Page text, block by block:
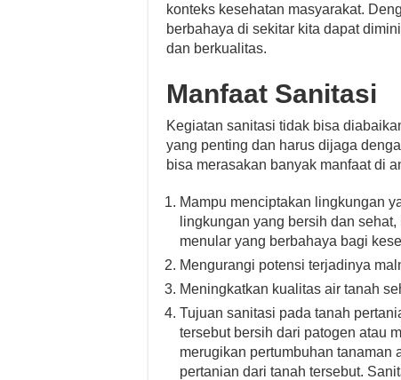
konteks kesehatan masyarakat.
berbahaya di sekitar kita dapat
dan berkualitas.
Manfaat Sanitasi
Kegiatan sanitasi tidak bisa
yang penting dan harus dijaga
bisa merasakan banyak manfaat di
Mampu menciptakan lingkungan
lingkungan yang bersih dan
menular yang berbahaya bagi
Mengurangi potensi terjadinya
Meningkatkan kualitas air tanah
Tujuan sanitasi pada tanah
tersebut bersih dari patogen atau
merugikan pertumbuhan tanaman
pertanian dari tanah tersebut.